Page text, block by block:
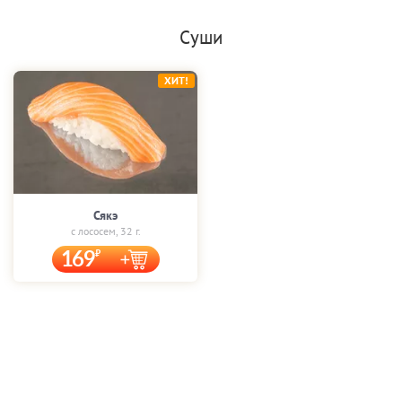
Суши
Сякэ
с лососем, 32 г.
169
ХИТ!